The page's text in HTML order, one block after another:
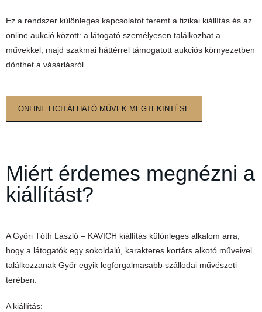
Ez a rendszer különleges kapcsolatot teremt a fizikai kiállítás és az
online aukció között: a látogató személyesen találkozhat a
művekkel, majd szakmai háttérrel támogatott aukciós környezetben
dönthet a vásárlásról.
ONLINE LICITÁLHATÓ MŰVEK MEGTEKINTÉSE
Miért érdemes megnézni a
kiállítást?
A Győri Tóth László – KAVICH kiállítás különleges alkalom arra,
hogy a látogatók egy sokoldalú, karakteres kortárs alkotó műveivel
találkozzanak Győr egyik legforgalmasabb szállodai művészeti
terében.
A kiállítás: